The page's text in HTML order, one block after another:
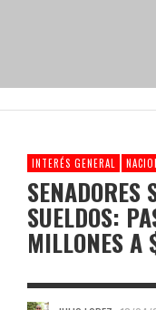
INTERÉS GENERAL
SENADORES
SUELDOS:
MILLONES A